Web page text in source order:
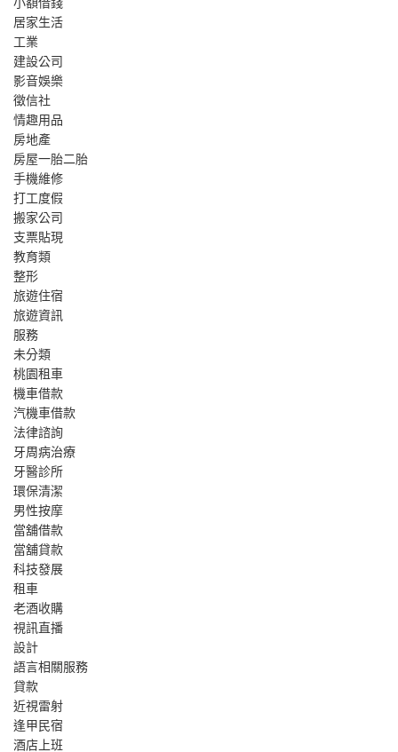
居家生活
工業
建設公司
影音娛樂
徵信社
情趣用品
房地產
房屋一胎二胎
手機維修
打工度假
搬家公司
支票貼現
教育類
整形
旅遊住宿
旅遊資訊
服務
未分類
桃園租車
機車借款
汽機車借款
法律諮詢
牙周病治療
牙醫診所
環保清潔
男性按摩
當舖借款
當舖貸款
科技發展
租車
老酒收購
視訊直播
設計
語言相關服務
貸款
近視雷射
逢甲民宿
酒店上班